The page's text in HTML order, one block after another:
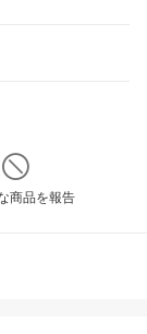
商品を報告